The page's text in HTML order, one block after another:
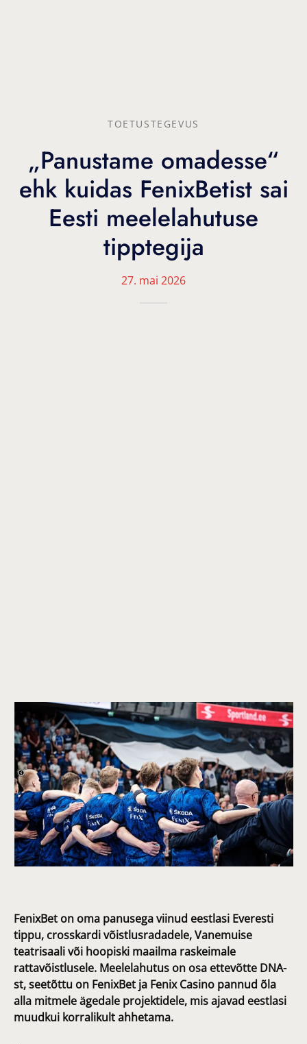
TOETUSTEGEVUS
„Panustame omadesse“
ehk kuidas FenixBetist sai
Eesti meelelahutuse
tipptegija
27. mai 2026
FenixBet on oma panusega viinud eestlasi Everesti
tippu, crosskardi võistlusradadele, Vanemuise
teatrisaali või hoopiski maailma raskeimale
rattavõistlusele. Meelelahutus on osa ettevõtte DNA-
st, seetõttu on FenixBet ja Fenix Casino pannud õla
alla mitmele ägedale projektidele, mis ajavad eestlasi
muudkui korralikult ahhetama.